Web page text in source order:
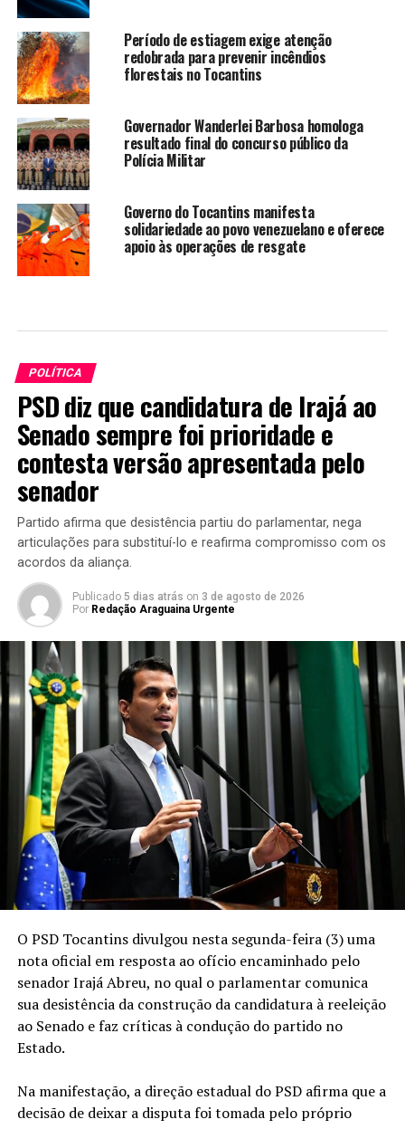
Período de estiagem exige atenção
redobrada para prevenir incêndios
florestais no Tocantins
Governador Wanderlei Barbosa homologa
resultado final do concurso público da
Polícia Militar
Governo do Tocantins manifesta
solidariedade ao povo venezuelano e oferece
apoio às operações de resgate
POLÍTICA
PSD diz que candidatura de Irajá ao
Senado sempre foi prioridade e
contesta versão apresentada pelo
senador
Partido afirma que desistência partiu do parlamentar, nega
articulações para substituí-lo e reafirma compromisso com os
acordos da aliança.
Publicado 5 dias atrás on 3 de agosto de 2026
Por Redação Araguaina Urgente
O PSD Tocantins divulgou nesta segunda-feira (3) uma
nota oficial em resposta ao ofício encaminhado pelo
senador Irajá Abreu, no qual o parlamentar comunica
sua desistência da construção da candidatura à reeleição
ao Senado e faz críticas à condução do partido no
Estado.
Na manifestação, a direção estadual do PSD afirma que a
decisão de deixar a disputa foi tomada pelo próprio